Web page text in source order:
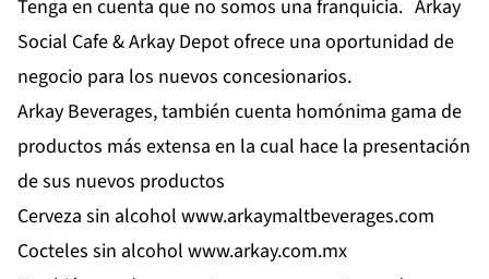
Tenga en cuenta que no somos una franquicia. Arkay
Social Cafe & Arkay Depot ofrece una oportunidad de
negocio para los nuevos concesionarios.
Arkay Beverages, también cuenta homónima gama de
productos más extensa en la cual hace la presentación
de sus nuevos productos
Cerveza sin alcohol www.arkaymaltbeverages.com
Cocteles sin alcohol www.arkay.com.mx